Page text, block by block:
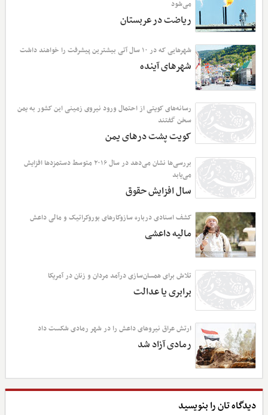
می‌شود
ریاضت در عربستان
شهرهایی که در ۱۰ سال آتی بیشترین پیشرفت را خواهند داشت
شهرهای آینده
رسانه‌های کویتی از احتمال ورود نیروی زمینی این کشور به یمن
سخن گفتند
کویت پشت درهای یمن
بررسی‌ها نشان می‌دهد در سال ۲۰۱۶ متوسط دستمزدها افزایش
می‌یابد
سال افزایش حقوق
کشف اسنادی درباره سازوکارهای بوروکراتیک و مالی داعش
مالیه داعشی
تلاش برای همسان‌سازی درآمد مردان و زنان در آمریکا
برابری یا عدالت
ارتش عراق نیروهای داعش را در شهر رمادی شکست داد
رمادی آزاد شد
دیدگاه تان را بنویسید